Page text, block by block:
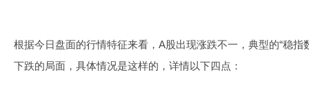
根据今日盘面的行情特征来看，A股出现涨跌不一，典型的“稳指
下跌的局面，具体情况是这样的，详情以下四点：